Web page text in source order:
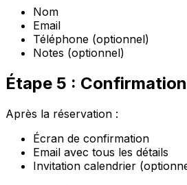
Nom
Email
Téléphone (optionnel)
Notes (optionnel)
Étape 5 : Confirmation
Après la réservation :
Écran de confirmation
Email avec tous les détails
Invitation calendrier